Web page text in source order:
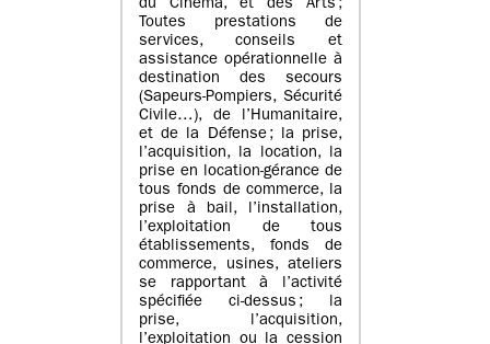
du Cinéma, et des Arts ;
Toutes prestations de
services, conseils et
assistance opérationnelle à
destination des secours
(Sapeurs-Pompiers, Sécurité
Civile…), de l’Humanitaire,
et de la Défense ; la prise,
l’acquisition, la location, la
prise en location-gérance de
tous fonds de commerce, la
prise à bail, l’installation,
l’exploitation de tous
établissements, fonds de
commerce, usines, ateliers
se rapportant à l’activité
spécifiée ci-dessus ; la
prise, l’acquisition,
l’exploitation ou la cession